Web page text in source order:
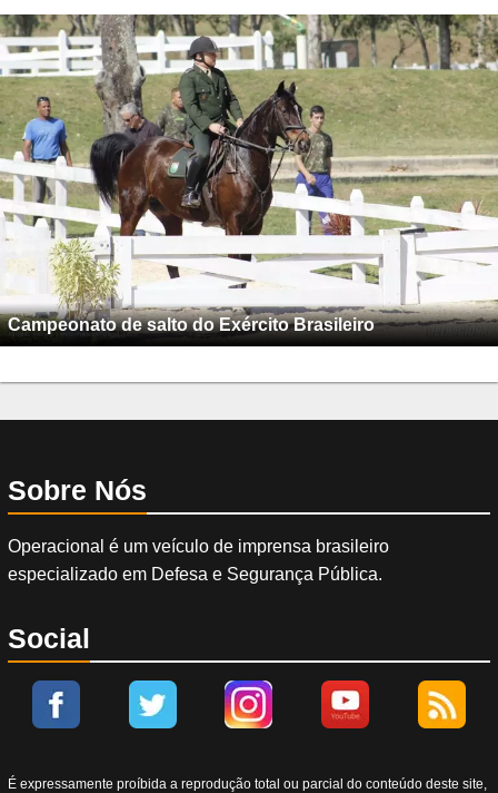
Campeonato de salto do Exército Brasileiro
Sobre Nós
Operacional é um veículo de imprensa brasileiro
especializado em Defesa e Segurança Pública.
Social
É expressamente proíbida a reprodução total ou parcial do conteúdo deste site,